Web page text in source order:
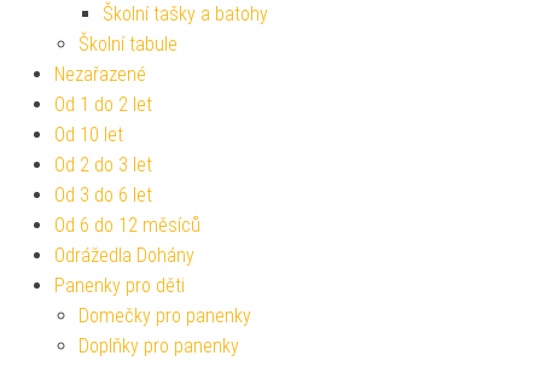
Školní tašky a batohy
Školní tabule
Nezařazené
Od 1 do 2 let
Od 10 let
Od 2 do 3 let
Od 3 do 6 let
Od 6 do 12 měsíců
Odrážedla Dohány
Panenky pro děti
Domečky pro panenky
Doplňky pro panenky